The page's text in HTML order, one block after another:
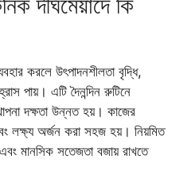
করলে উৎপাদনশীলতা বৃদ্ধি,
পায়। এটি দৈনন্দিন রুটিনে
দক্ষতা উন্নত হয়। কাজের
লক্ষ্য অর্জন করা সহজ হয়। নিয়মিত
মানসিক সতেজতা বজায় রাখতে